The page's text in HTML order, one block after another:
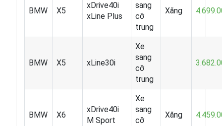
BMW X5
xDrive40i
xLine Plus
sang
cỡ
trung
Xăng
BMW X5 xLine30i
Xe
sang
cỡ
trung
BMW X6
xDrive40i
M Sport
Xe
sang
cỡ
Xăng